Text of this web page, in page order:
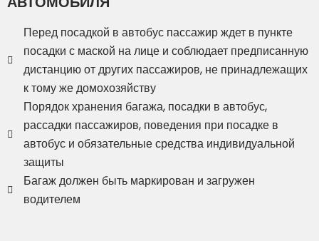
Перед посадкой в автобус пассажир ждет в пункте
посадки с маской на лице и соблюдает предписанную
дистанцию от других пассажиров, не принадлежащих
к тому же домохозяйству
Порядок хранения багажа, посадки в автобус,
рассадки пассажиров, поведения при посадке в
автобус и обязательные средства индивидуальной
защиты
Багаж должен быть маркирован и загружен
водителем